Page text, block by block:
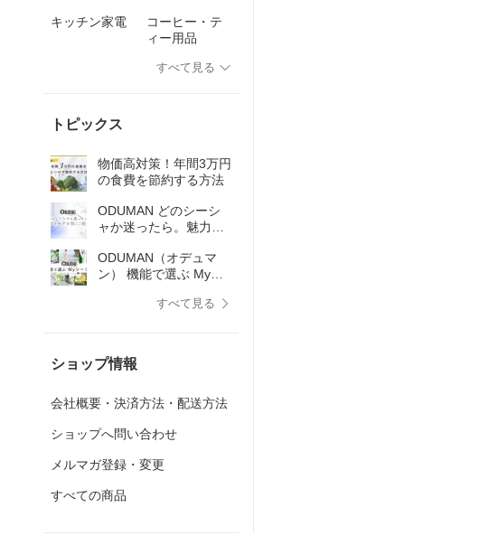
キッチン家電
コーヒー・テ
ィー用品
すべて見る
トピックス
物価高対策！年間3万円
の食費を節約する方法
ODUMAN どのシーシ
ャか迷ったら。魅力を
ODUMAN（オデュマ
ン） 機能で選ぶ Myシ
すべて見る
ショップ情報
会社概要・決済方法・配送方法
ショップへ問い合わせ
メルマガ登録・変更
すべての商品